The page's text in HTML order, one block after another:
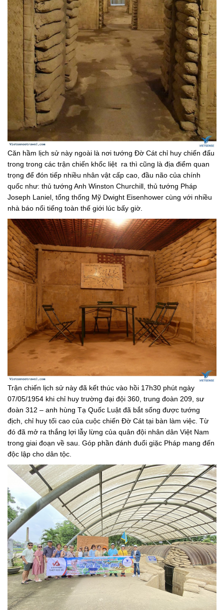
Căn hầm lịch sử này ngoài là nơi tướng Đờ Cát chỉ huy chiến đấu
trong trong các trận chiến khốc liệt ra thì cũng là địa điểm quan
trọng để đón tiếp nhiều nhân vật cấp cao, đầu não của chính
quốc như: thủ tướng Anh Winston Churchill, thủ tướng Pháp
Joseph Laniel, tổng thống Mỹ Dwight Eisenhower cùng với nhiều
nhà báo nổi tiếng toàn thế giới lúc bấy giờ.
Trận chiến lịch sử này đã kết thúc vào hồi 17h30 phút ngày
07/05/1954 khi chỉ huy trường đại đội 360, trung đoàn 209, sư
đoàn 312 – anh hùng Tạ Quốc Luật đã bắt sống được tướng
địch, chỉ huy tối cao của cuộc chiến Đờ Cát tại bàn làm việc. Từ
đó đã mở ra thắng lợi lẫy lừng của quân đội nhân dân Việt Nam
trong giai đoạn về sau. Góp phần đánh đuổi giặc Pháp mang đến
độc lập cho dân tộc.